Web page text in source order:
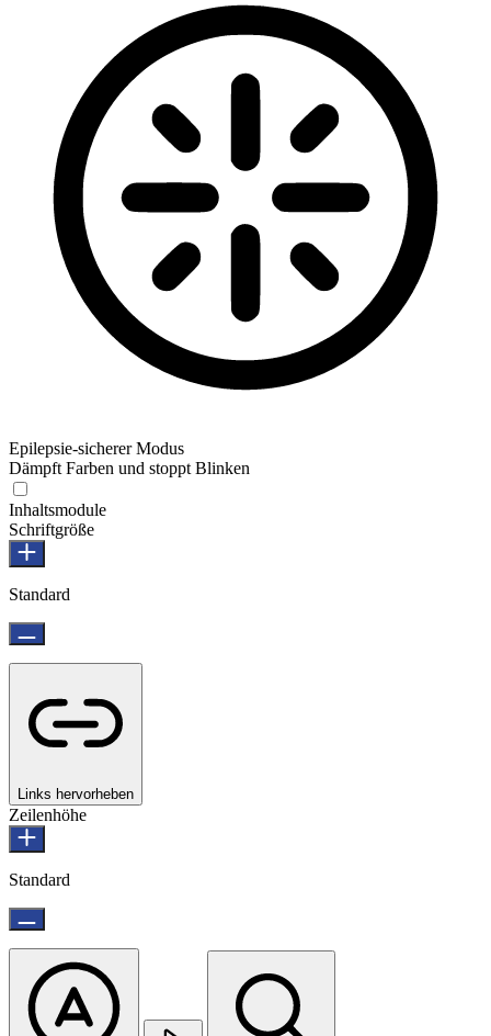
Epilepsie-sicherer Modus
Dämpft Farben und stoppt Blinken
Inhaltsmodule
Schriftgröße
Standard
Links hervorheben
Zeilenhöhe
Standard